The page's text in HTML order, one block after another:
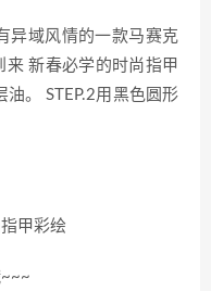
异域风情的一款马赛克
新春必学的时尚指甲
油。 STEP.2用黑色圆形